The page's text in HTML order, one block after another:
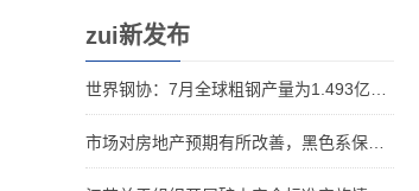
zui新发布